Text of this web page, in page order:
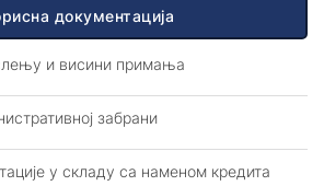
24/7
документација
и висини примања
забрани
у складу са наменом кредита